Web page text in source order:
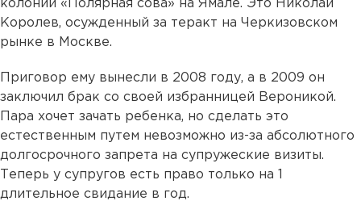
колонии «Полярная сова» на Ямале. Это Николай
Королев, осужденный за теракт на Черкизовском
рынке в Москве.
Приговор ему вынесли в 2008 году, а в 2009 он
заключил брак со своей избранницей Вероникой.
Пара хочет зачать ребенка, но сделать это
естественным путем невозможно из-за абсолютного
долгосрочного запрета на супружеские визиты.
Теперь у супругов есть право только на 1
длительное свидание в год.